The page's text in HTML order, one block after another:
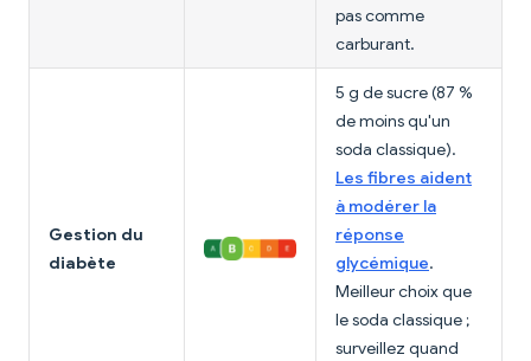
pas comme
carburant.
Gestion du
diabète
5 g de sucre (87 %
de moins qu'un
soda classique).
Les fibres aident
à modérer la
réponse
glycémique.
Meilleur choix que
le soda classique ;
surveillez quand